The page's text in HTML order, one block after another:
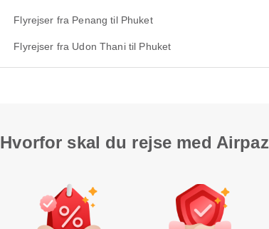
Flyrejser fra Penang til Phuket
Flyrejser fra Udon Thani til Phuket
Hvorfor skal du rejse med Airpaz